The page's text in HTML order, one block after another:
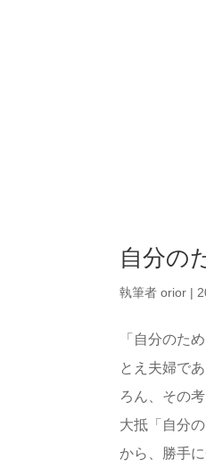
自分の
執筆者orior |
「自分のた
とえ夫婦で
ろん、その
大抵「自分
から、勝手